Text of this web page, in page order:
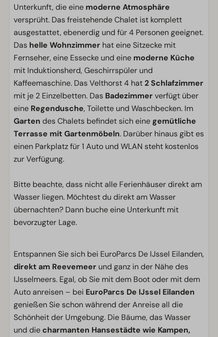
Unterkunft, die eine moderne Atmosphäre
versprüht. Das freistehende Chalet ist komplett
ausgestattet, ebenerdig und für 4 Personen geeignet.
Das helle Wohnzimmer hat eine Sitzecke mit
Fernseher, eine Essecke und eine moderne Küche
mit Induktionsherd, Geschirrspüler und
Kaffeemaschine. Das Velthorst 4 hat2 Schlafzimmer
mit je 2 Einzelbetten. Das Badezimmerverfügt über
eine Regendusche, Toilette und Waschbecken. Im
Garten des Chalets befindet sich eine gemütliche
Terrasse mit Gartenmöbeln. Darüber hinaus gibt es
einen Parkplatz für 1 Auto und WLAN steht kostenlos
zur Verfügung.
Bitte beachte, dass nicht alle Ferienhäuser direkt am
Wasser liegen. Möchtest du direkt am Wasser
übernachten? Dann buche eine Unterkunft mit
bevorzugter Lage.
Entspannen Sie sich bei EuroParcs De IJssel Eilanden,
direkt am Reevemeer und ganz in der Nähe des
IJsselmeers. Egal, ob Sie mit dem Boot oder mit dem
Auto anreisen – bei EuroParcs De IJssel Eilanden
genießen Sie schon während der Anreise all die
Schönheit der Umgebung. Die Bäume, das Wasser
und diecharmanten Hansestädte wie Kampen,